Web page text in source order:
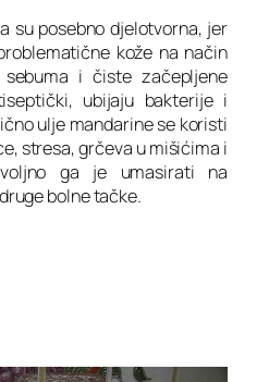
su posebno djelotvorna, jer
kože na način
i čiste začepljene
ubijaju bakterije i
ulje mandarine se koristi
stresa, grčeva u mišićima i
ga je umasirati na
bolne tačke.